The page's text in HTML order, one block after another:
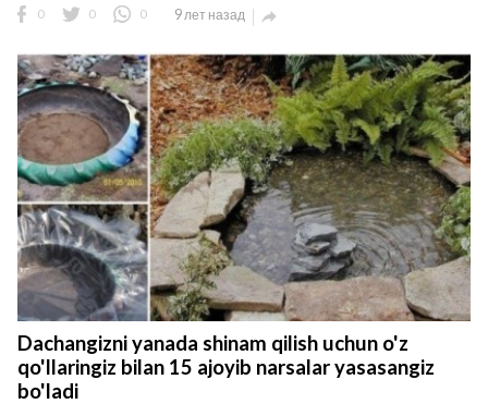
0 0 0 9 лет назад 
Dachangizni yanada shinam qilish uchun o'z
qo'llaringiz bilan 15 ajoyib narsalar yasasangiz
bo'ladi